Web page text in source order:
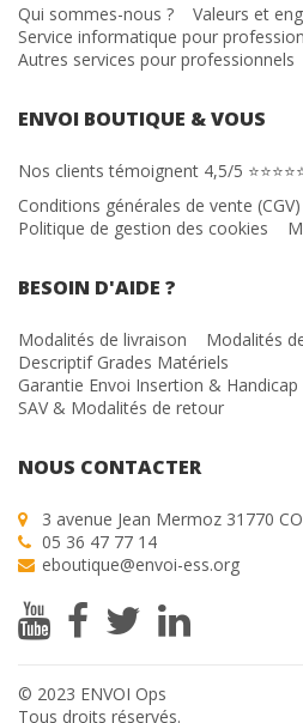
Qui sommes-nous ?
Valeurs et
Service informatique pour
Autres services pour professionnels
ENVOI BOUTIQUE & VOUS
Nos clients témoignent 4,5/5
Conditions générales de vente (CGV)
Politique de gestion des cookies
BESOIN D'AIDE ?
Modalités de livraison
Modalités
Descriptif Grades Matériels
Garantie Envoi Insertion & Handicap
SAV & Modalités de retour
NOUS CONTACTER
3 avenue Jean Mermoz 31770
05 36 47 77 14
eboutique@envoi-ess.org
© 2023 ENVOI Ops
Tous droits réservés.